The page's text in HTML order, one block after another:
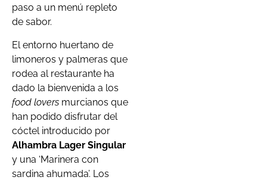
paso a un menú repleto
de sabor.
El entorno huertano de
limoneros y palmeras que
rodea al restaurante ha
dado la bienvenida a los
food lovers murcianos que
han podido disfrutar del
cóctel introducido por
Alhambra Lager Singular
y una ‘Marinera con
sardina ahumada’. Los